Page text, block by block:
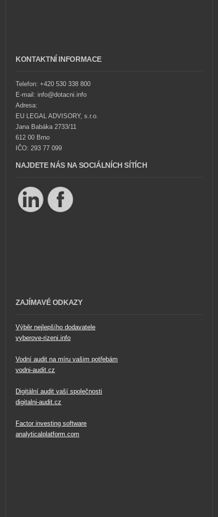
KONTAKTNÍ INFORMACE
Telefon: +420 530 338 800
E-mail: info@dotacni.info
Adresa:
EU LEGAL ADVISORY, s.r.o.
Jana Babáka 2733/11
612 00 Brno
IČO: 293 77 099
NAJDETE NÁS NA SOCIÁLNÍCH SÍTÍCH
ZAJÍMAVÉ ODKAZY
Výběr nejlepšího dodavatele
vyberove-rizeni.info
Vodní audit na míru vašim potřebám
vodni-audit.cz
Digitální audit vaší společnosti
digitalni-audit.cz
Factor investing software
analyticalplatform.com